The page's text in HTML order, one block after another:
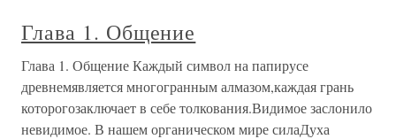
Глава 1. Общение
Глава 1. Общение Каждый символ на папирусе
древнемявляется многогранным алмазом,каждая грань
которогозаключает в себе толкования.Видимое заслонило
невидимое. В нашем органическом мире силаДуха